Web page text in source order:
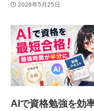
2026年5月25日
AIで資格勉強を効